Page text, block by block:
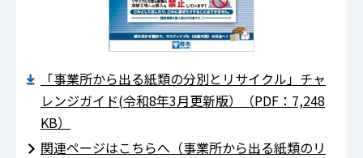
「事業所から出る紙類の分別とリサイクル」チャ
レンジガイド(令和8年3月更新版）（PDF：7,248
KB）
関連ページはこちらへ（事業所から出る紙類のリ